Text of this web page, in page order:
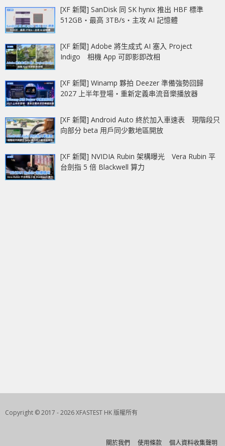
[XF 新聞] SanDisk 同 SK hynix 推出 HBF 標準
512GB‧最高 3TB/s‧主攻 AI 記憶體
[XF 新聞] Adobe 將生成式 AI 塞入 Project
Indigo 相機 App 可即影即改相
[XF 新聞] Winamp 夥拍 Deezer 準備強勢回歸
2027 上半年登場‧重新定義串流音樂播放器
[XF 新聞] Android Auto 終於加入車速表 現階段只
向部分 beta 用戶同少數地區開放
[XF 新聞] NVIDIA Rubin 架構曝光 Vera Rubin 平
台劍指 5 倍 Blackwell 算力
Copyright © 2017 - 2026 XFASTEST HK 版權所有
關於我們 使用條款 個人資料收集聲明